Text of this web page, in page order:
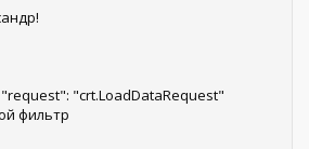
"crt.LoadDataRequest"
фильтр